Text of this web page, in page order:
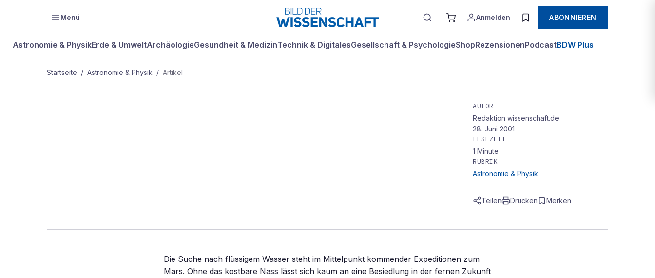
Menü Anmelden ABONNIEREN
Astronomie & PhysikErde & UmweltArchäologieGesundheit & MedizinTechnik & DigitalesGesellschaft & PsychologieShopRezensionenPodcastBDW Plus
Startseite / Astronomie & Physik / Artikel
AUTOR
Redaktion wissenschaft.de
28. Juni 2001
LESEZEIT
1 Minute
RUBRIK
Astronomie & Physik
Teilen Drucken Merken
Die Suche nach flüssigem Wasser steht im Mittelpunkt kommender Expeditionen zum
Mars. Ohne das kostbare Nass lässt sich kaum an eine Besiedlung in der fernen Zukunft